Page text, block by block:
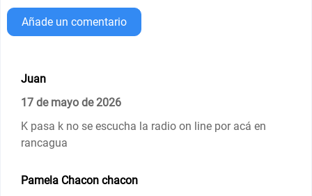
Añade un comentario
Juan
17 de mayo de 2026
K pasa k no se escucha la radio on line por acá en
rancagua
Pamela Chacon chacon